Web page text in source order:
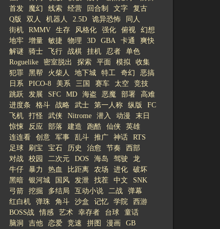
首发
魔幻 线索 经营 回合制 文字
复古
Q版
双人 机器人 2.5D 诡异恐怖
同人
街机
RMMV 生存 风格化 强化 俯视
幻想
地牢
增量 敏捷 物理 3D GBA 卡通
爽快
解谜
骑士 飞行 战棋 挂机 忍者
单色
Roguelike
密室脱出 探索 平面 模拟
收集
犯罪
黑帮 火柴人 地下城 特工 奇幻
恶搞
日系
PICO-8 美系 三国 赛车 太空
竞技
跳跃
发展 SFC MD 海盗 恶魔 部署
高难
进度条
格斗 战略 武士 第一人称 纵版
FC
飞机
打怪 武侠 Nitrome 潜入 动漫
末日
惊悚
反应 部落 建造 跑酷 仙侠
英雄
连连看
创意 军事 乱斗 推广 神话
RTS
足球
刷宝 宝石 历史 治愈 节奏
西部
对战
校园 二次元 DOS 海岛 驾驶
龙
牛仔
暴力 热血 比距离 农场 进化
破坏
黑暗
银河城 国风 发泄 找茬 中文
SNK
弓箭
挖掘 多结局 互动小说 二战
弹幕
红白机
弹珠 角斗 沙盒 记忆 学院
西游
BOSS战
情感 艺术 幸存者 台球
童话
脑洞
吉他 恋爱 竞速 拼图 漫画 GB